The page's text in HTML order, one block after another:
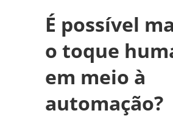
É possível
o toque
em meio à
automação?